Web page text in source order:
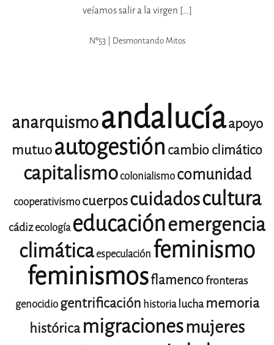
veíamos salir a la virgen […]
Nº53 | Desmontando Mitos
anarquismoandalucíaapoyo
mutuoautogestión cambio climático
capitalismocolonialismocomunidad
cooperativismocuerposcuidadoscultura
cádizecología educaciónemergencia
climáticaespeculación feminismo
feminismosflamencofronteras
genocidiogentrificación historia lucha memoria
histórica migracionesmujeres